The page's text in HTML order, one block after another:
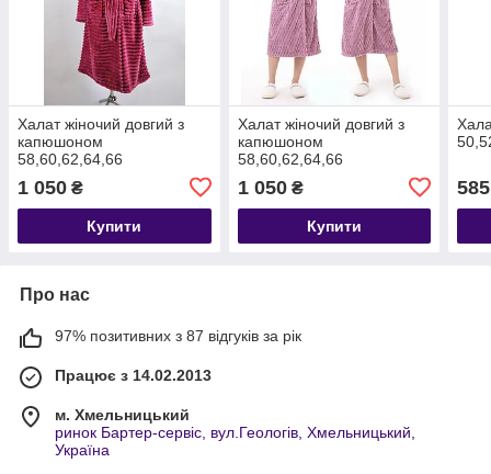
Халат жіночий довгий з
капюшоном
58,60,62,64,66
1 050 ₴
Купити
Халат жіночий довгий з
капюшоном
58,60,62,64,66
1 050₴
Купити
585
Про нас
97% позитивних з 87 відгуків за рік
Працює з 14.02.2013
м. Хмельницький
ринок Бартер-сервіс, вул.Геологів, Хмельницький,
Україна